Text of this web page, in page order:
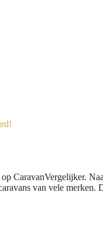
CaravanVergelijker.
van vele merken.